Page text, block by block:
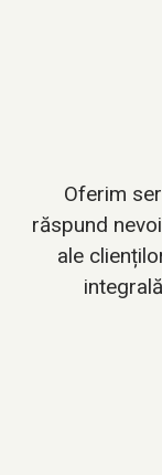
Oferim
răspund
ale